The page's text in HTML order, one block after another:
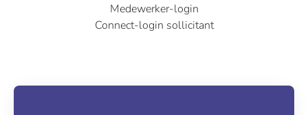
Medewerker-login
Connect-login sollicitant